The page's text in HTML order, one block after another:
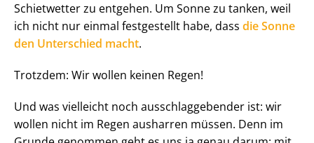
Schietwetter zu entgehen. Um Sonne zu tanken, weil
ich nicht nur einmal festgestellt habe, dass die Sonne
den Unterschied macht.
Trotzdem: Wir wollen keinen Regen!
Und was vielleicht noch ausschlaggebender ist: wir
wollen nicht im Regen ausharren müssen. Denn im